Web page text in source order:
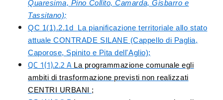
Quaresima, Pino Collito, Camarda, Gisbarro e
Tassitano);
QC 1(1).2.1d
La pianificazione territoriale allo stato
attuale CONTRADE SILANE (Cappello di Paglia,
Caporose, Spinito e Pita dell'Aglio);
QC 1(1).2.2 A La programmazione comunale egli
ambiti di trasformazione previsti non realizzati
CENTRI URBANI ;